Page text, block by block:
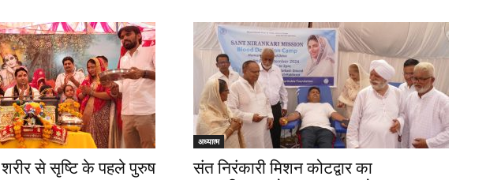
से सृष्टि के पहले पुरुष
अध्यात्म
संत निरंकारी मिशन कोटद्वार का